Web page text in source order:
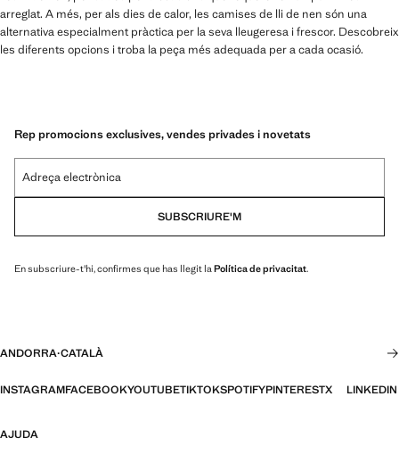
arreglat. A més, per als dies de calor, les camises de lli de nen són una
alternativa especialment pràctica per la seva lleugeresa i frescor. Descobreix
les diferents opcions i troba la peça més adequada per a cada ocasió.
Rep promocions exclusives, vendes privades i novetats
Adreça electrònica
SUBSCRIURE'M
En subscriure-t'hi, confirmes que has llegit la Política de privacitat.
ANDORRA·CATALÀ
INSTAGRAMFACEBOOKYOUTUBETIKTOKSPOTIFYPINTERESTX LINKEDIN
AJUDA